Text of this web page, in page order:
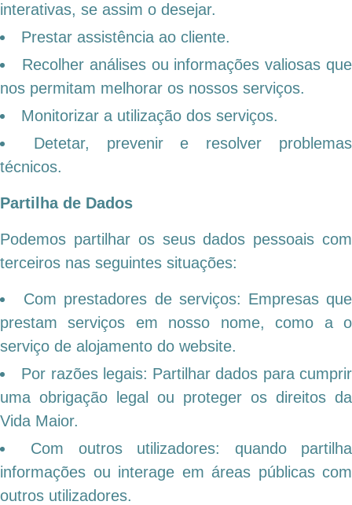
interativas, se assim o desejar.
Prestar assistência ao cliente.
Recolher análises ou informações valiosas que
nos permitam melhorar os nossos serviços.
Monitorizar a utilização dos serviços.
Detetar, prevenir e resolver problemas
técnicos.
Partilha de Dados
Podemos partilhar os seus dados pessoais com
terceiros nas seguintes situações:
Com prestadores de serviços: Empresas que
prestam serviços em nosso nome, como a o
serviço de alojamento do website.
Por razões legais: Partilhar dados para cumprir
uma obrigação legal ou proteger os direitos da
Vida Maior.
Com outros utilizadores: quando partilha
informações ou interage em áreas públicas com
outros utilizadores.